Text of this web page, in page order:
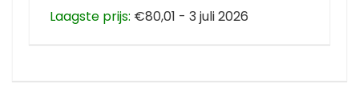
Laagste prijs: €80,01 - 3 juli 2026